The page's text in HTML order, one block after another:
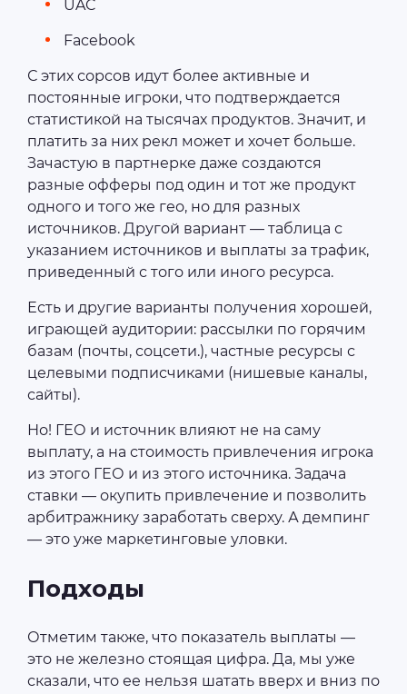
UAC
Facebook
С этих сорсов идут более активные и
постоянные игроки, что подтверждается
статистикой на тысячах продуктов. Значит, и
платить за них рекл может и хочет больше.
Зачастую в партнерке даже создаются
разные офферы под один и тот же продукт
одного и того же гео, но для разных
источников. Другой вариант — таблица с
указанием источников и выплаты за трафик,
приведенный с того или иного ресурса.
Есть и другие варианты получения хорошей,
играющей аудитории: рассылки по горячим
базам (почты, соцсети.), частные ресурсы с
целевыми подписчиками (нишевые каналы,
сайты).
Но! ГЕО и источник влияют не на саму
выплату, а на стоимость привлечения игрока
из этого ГЕО и из этого источника. Задача
ставки — окупить привлечение и позволить
арбитражнику заработать сверху. А демпинг
— это уже маркетинговые уловки.
Подходы
Отметим также, что показатель выплаты —
это не железно стоящая цифра. Да, мы уже
сказали, что ее нельзя шатать вверх и вниз по